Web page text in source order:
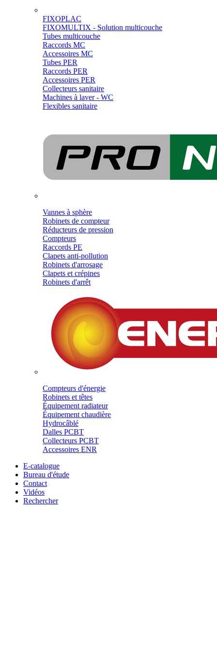
FIXOPLAC
FIXOMULTIX - Solution multicouche
Tubes multicouche
Raccords MC
Accessoires MC
Tubes PER
Raccords PER
Accessoires PER
Collecteurs sanitaire
Machines à laver - WC
Flexibles sanitaire
Vannes à sphère
Robinets de compteur
Réducteurs de pression
Compteurs
Raccords PE
Clapets anti-pollution
Robinets d'arrosage
Clapets et crépines
Robinets d'arrêt
Compteurs d'énergie
Robinets et têtes
Équipement radiateur
Équipement chaudière
Hydrocâblé
Dalles PCBT
Collecteurs PCBT
Accessoires ENR
E-catalogue
Bureau d'étude
Contact
Vidéos
Rechercher